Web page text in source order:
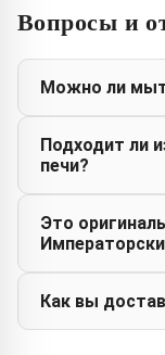
Вопросы и
Можно ли
Подходит ли
печи?
Это
Как вы